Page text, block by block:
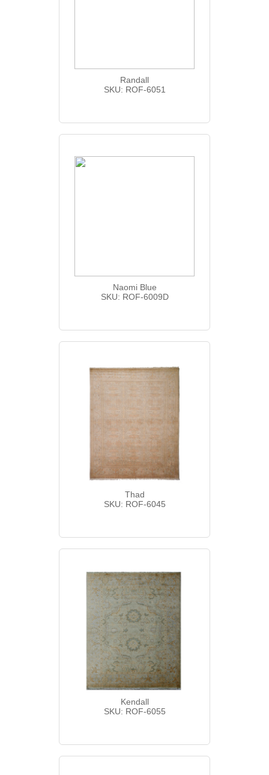
Randall
SKU: ROF-6051
Naomi Blue
SKU: ROF-6009D
Thad
SKU: ROF-6045
Kendall
SKU: ROF-6055